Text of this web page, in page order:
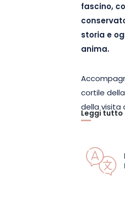
fascino,
storia e
anima.
cortile
della visita
scoprirete
resti, le
ogni
più
Leggi tutto